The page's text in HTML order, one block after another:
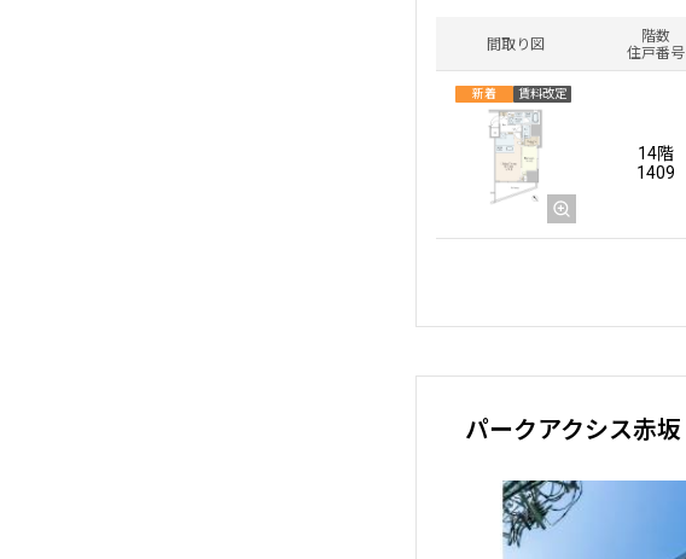
間取り図
階数
住戸番号
新着 賃料改定
14階
1409
パークアクシス赤坂